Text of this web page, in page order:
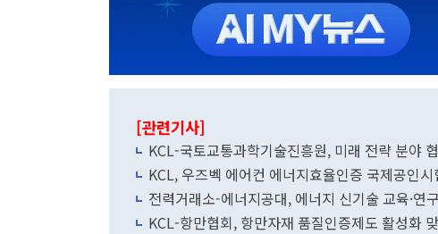
[관련기사]
KCL-국토교통과학기술진흥원, 미래 전략 분야
KCL, 우즈벡 에어컨 에너지효율인증 국제공인시
전력거래소-에너지공대, 에너지 신기술 교육·연
KCL-항만협회, 항만자재 품질인증제도 활성화